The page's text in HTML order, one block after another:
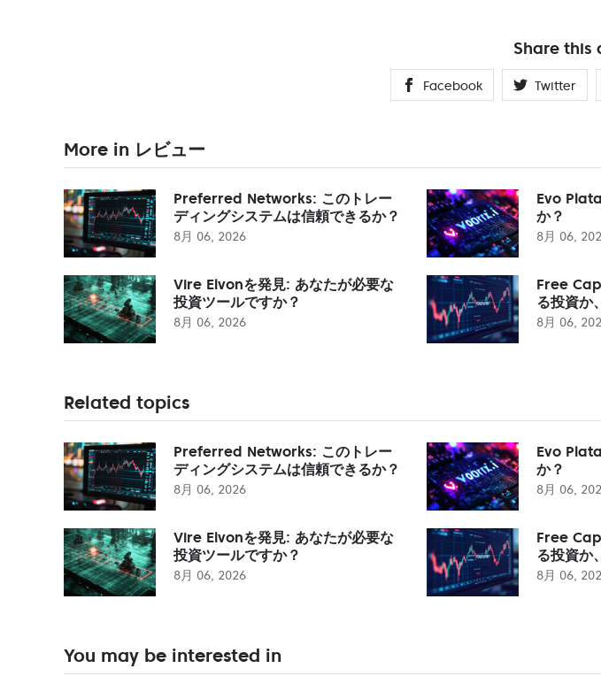
Share this
Facebook Twitter
More in レビュー
Preferred Networks: このトレー
ディングシステムは信頼できるか？
8月 06, 2026
Evo
か？
8月 06,
Vire Elvonを発見: あなたが必要な
投資ツールですか？
8月 06, 2026
Free
る投資か
8月 06,
Related topics
Preferred Networks: このトレー
ディングシステムは信頼できるか？
8月 06, 2026
Evo
か？
8月 06,
Vire Elvonを発見: あなたが必要な
投資ツールですか？
8月 06, 2026
Free
る投資か
8月 06,
You may be interested in